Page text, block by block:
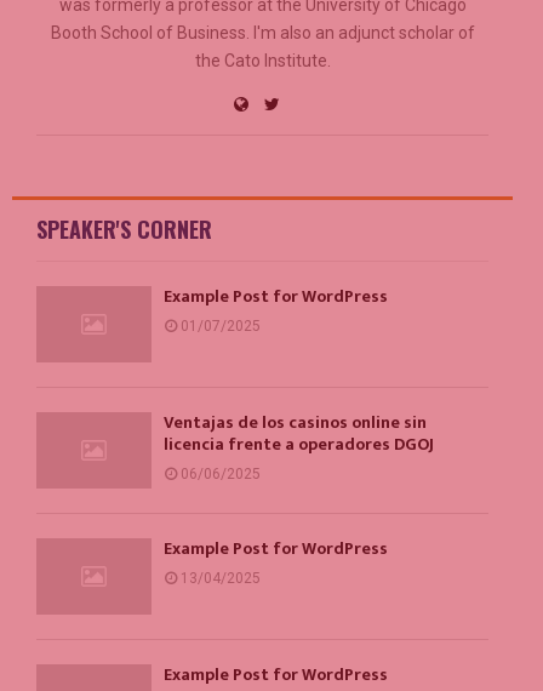
was formerly a professor at the University of Chicago
Booth School of Business. I'm also an adjunct scholar of
the Cato Institute.
SPEAKER'S CORNER
Example Post for WordPress
01/07/2025
Ventajas de los casinos online sin
licencia frente a operadores DGOJ
06/06/2025
Example Post for WordPress
13/04/2025
Example Post for WordPress